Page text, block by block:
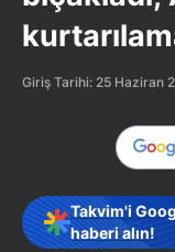
Giriş Tarihi: 25 Haziran
Takvim'i
haberi alın!